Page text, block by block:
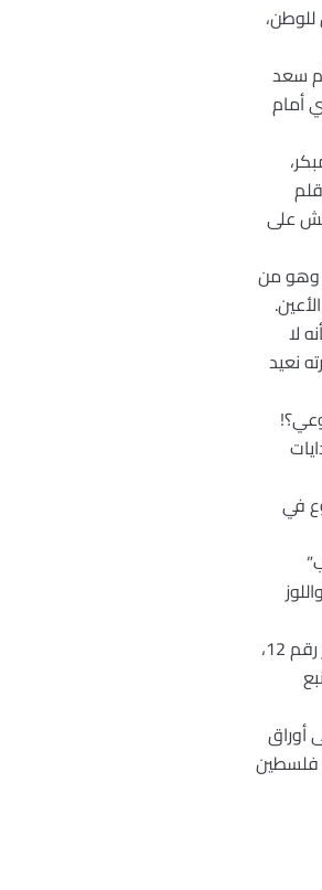
سعد
أمام
على
وهو من
لا
نعيد
في
نعم يا غسان! إننا أمامك صغار، أصغر ما نكتب عنك… فتركت القلم ينزف ما يشاء من مداد الحياة. فإنك تحيا فينا بأم سعد، وموت سرير رقم 12،
شهر قطرات الندى على أوراق
فلسطين